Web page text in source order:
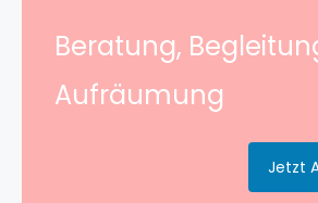
Beratung,
Aufräumung
Jetzt